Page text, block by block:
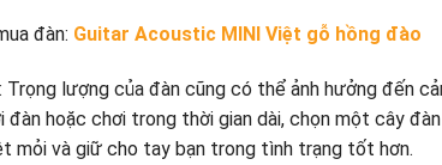
đàn: Guitar Acoustic MINI Việt gỗ hồng đào
Trọng lượng của đàn cũng có thể ảnh hưởng đến
đàn hoặc chơi trong thời gian dài, chọn một cây
mỏi và giữ cho tay bạn trong tình trạng tốt hơn.